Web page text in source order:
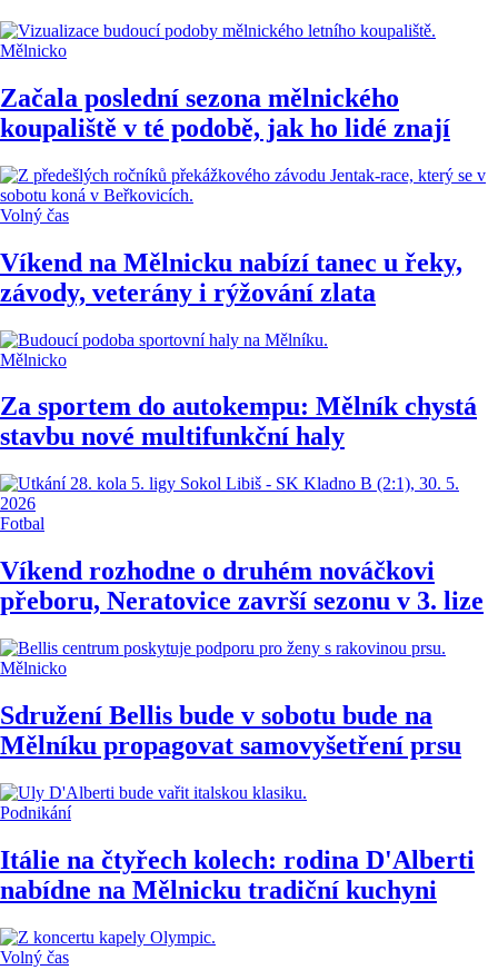
Mělnicko
Začala poslední sezona mělnického
koupaliště v té podobě, jak ho lidé znají
Volný čas
Víkend na Mělnicku nabízí tanec u řeky,
závody, veterány i rýžování zlata
Mělnicko
Za sportem do autokempu: Mělník chystá
stavbu nové multifunkční haly
Fotbal
Víkend rozhodne o druhém nováčkovi
přeboru, Neratovice završí sezonu v 3. lize
Mělnicko
Sdružení Bellis bude v sobotu bude na
Mělníku propagovat samovyšetření prsu
Podnikání
Itálie na čtyřech kolech: rodina D'Alberti
nabídne na Mělnicku tradiční kuchyni
Volný čas